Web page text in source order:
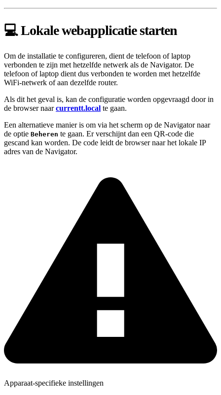
💻 Lokale webapplicatie starten
Om de installatie te configureren, dient de telefoon of laptop
verbonden te zijn met hetzelfde netwerk als de Navigator. De
telefoon of laptop dient dus verbonden te worden met hetzelfde
WiFi-netwerk of aan dezelfde router.
Als dit het geval is, kan de configuratie worden opgevraagd door in
de browser naarcurrentt.local te gaan.
Een alternatieve manier is om via het scherm op de Navigator naar
de optie Beheren te gaan. Er verschijnt dan een QR-code die
gescand kan worden. De code leidt de browser naar het lokale IP
adres van de Navigator.
Apparaat-specifieke instellingen